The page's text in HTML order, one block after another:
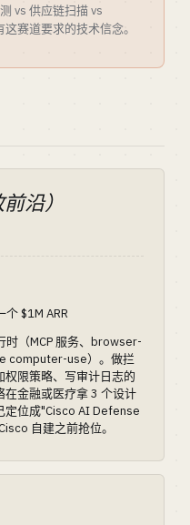
vs 供应链扫描 vs
赛道要求的技术信念。
沿）
$1M ARR
时（MCP 服务、browser-
computer-use）。做拦
权限策略、写审计日志的
在金融或医疗拿 3 个设计
定位成"Cisco AI Defense
自建之前抢位。